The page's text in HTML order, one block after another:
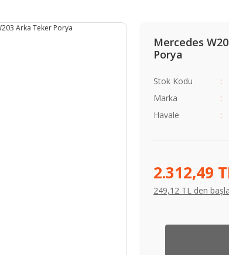
Mercedes
Porya
Stok Kodu
Marka
Havale
2.312,49
249,12 TL den